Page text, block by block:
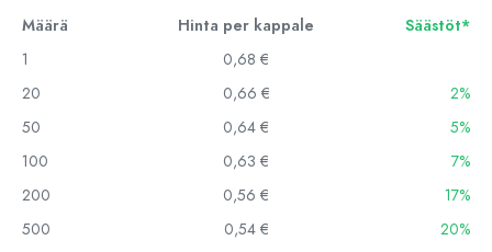
Määrä Hinta per kappale
Säästöt*
1
0,68 €
20
0,66 €
2%
50
0,64 €
5%
100
0,63 €
7%
200
0,56 €
17%
500
0,54 €
20%